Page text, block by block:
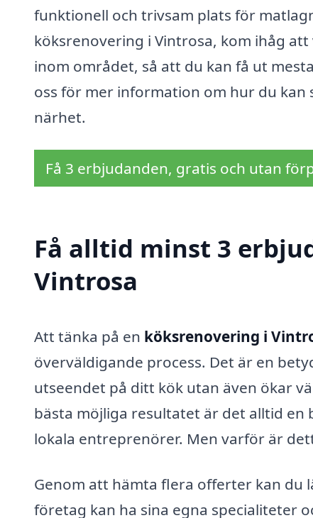
funktionell och trivsam plats för
köksrenovering i Vintrosa, kom ihåg
inom området, så att du kan få ut
oss för mer information om hur du
närhet.
Få 3 erbjudanden, gratis och utan
Få alltid minst 3
Vintrosa
Att tänka på en köksrenovering i
överväldigande process. Det är en
utseendet på ditt kök utan även ökar
bästa möjliga resultatet är det alltid
lokala entreprenörer. Men varför är
Genom att hämta flera offerter kan du
företag kan ha sina egna specialiteter